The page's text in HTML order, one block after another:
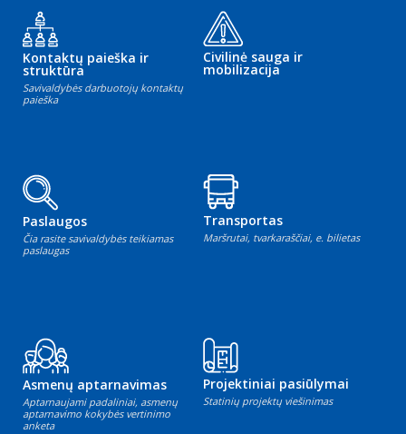
Kontaktų paieška ir
struktūra
Savivaldybės darbuotojų kontaktų
paieška
Civilinė sauga ir
mobilizacija
Paslaugos
Čia rasite savivaldybės teikiamas
paslaugas
Transportas
Maršrutai, tvarkaraščiai, e. bilietas
Asmenų aptarnavimas
Aptarnaujami padaliniai, asmenų
aptarnavimo kokybės vertinimo
anketa
Projektiniai pasiūlymai
Statinių projektų viešinimas